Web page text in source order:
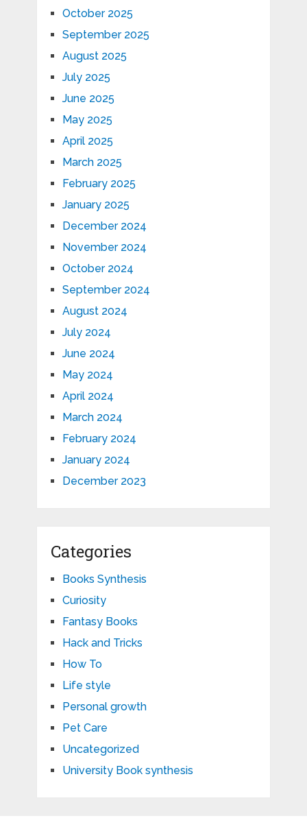
October 2025
September 2025
August 2025
July 2025
June 2025
May 2025
April 2025
March 2025
February 2025
January 2025
December 2024
November 2024
October 2024
September 2024
August 2024
July 2024
June 2024
May 2024
April 2024
March 2024
February 2024
January 2024
December 2023
Categories
Books Synthesis
Curiosity
Fantasy Books
Hack and Tricks
How To
Life style
Personal growth
Pet Care
Uncategorized
University Book synthesis